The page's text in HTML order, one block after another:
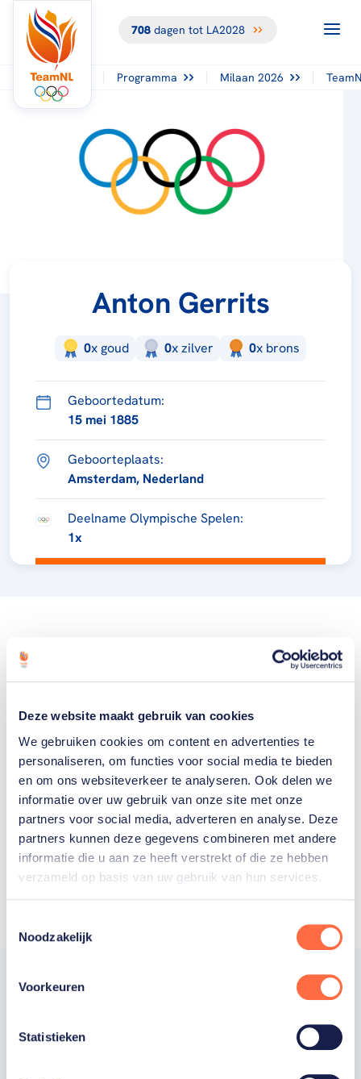
Deze website maakt gebruik van cookies
We gebruiken cookies om content en advertenties te
personaliseren, om functies voor social media te bieden
en om ons websiteverkeer te analyseren. Ook delen we
informatie over uw gebruik van onze site met onze
partners voor social media, adverteren en analyse. Deze
partners kunnen deze gegevens combineren met andere
informatie die u aan ze heeft verstrekt of die ze hebben
verzameld op basis van uw gebruik van hun services.
Noodzakelijk
Voorkeuren
Statistieken
708dagen tot LA2028
Programma Milaan 2026
Anton Gerrits
0x goud 0xzilver 0x brons
Geboortedatum:
15 mei 1885
Geboorteplaats:
Amsterdam, Nederland
Deelname Olympische Spelen:
1x
Welke Nederlanders hebben er
ooit meegedaan aan de
Olympische Spelen?
Trotse hoofdsponsor